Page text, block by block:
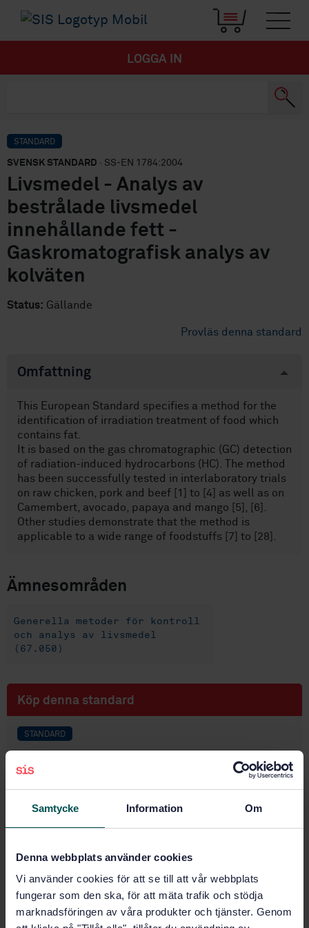
Samtycke Information Om
Denna webbplats använder cookies
Vi använder cookies för att se till att vår webbplats
fungerar som den ska, för att mäta trafik och stödja
marknadsföringen av våra produkter och tjänster. Genom
LOGGA IN
STANDARD
SVENSK STANDARD · SS-EN 1784:2004
Livsmedel - Analys av
bestrålade livsmedel
innehållande fett -
Gaskromatografisk analys av
kolväten
Status: Gällande
Provläs denna standard
Omfattning
This European Standard specifies a method for the
identification of irradiation treatment of food which
contains fat.
It is based on the gas chromatographic (GC) detection
of radiation-induced hydrocarbons (HC). The method
has been successfully tested in interlaboratory trials
on raw chicken, pork and beef [1] to [4] as well as on
Camembert, avocado, papaya and mango [5], [6].
Other studies demonstrate that the method is
applicable to a wide range of foodstuffs [7] to [28].
Ämnesområden
Generella metoder för kontroll
och analys av livsmedel
(67.050)
Köp denna standard
STANDARD
Livsmedel - Analys av bestrålade livsmedel
innehållande fett - Gaskromatografisk analys av
kolväten
PDF
Lägg i varukorgen